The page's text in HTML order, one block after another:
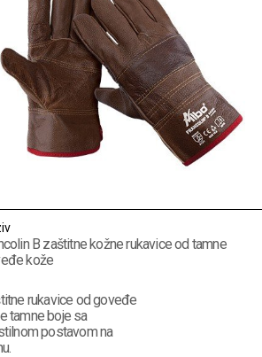
B zaštitne kožne rukavice od tamne
kože
rukavice od goveđe
tamne boje sa
postavom na